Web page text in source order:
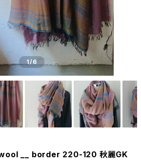
1/6
__ border 220-120 秋麗GK